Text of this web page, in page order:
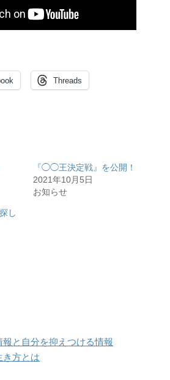
Threads
『◯◯王決定戦』を公開！
2021年10月5日
お知らせ
し
報と自分を抑えつける情報
き方とは